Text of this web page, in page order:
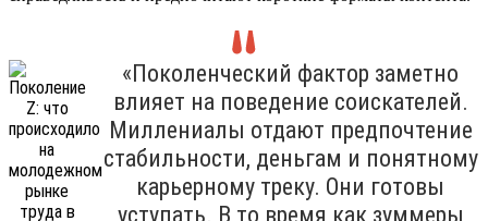
«Поколенческий фактор заметно
влияет на поведение соискателей.
Миллениалы отдают предпочтение
стабильности, деньгам и понятному
карьерному треку. Они готовы
уступать. В то время как зуммеры